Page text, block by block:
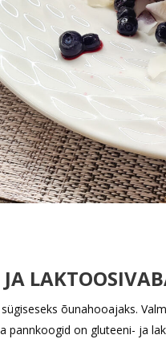
JA
õunahooajaks.
pannkoogid on gluteeni- ja